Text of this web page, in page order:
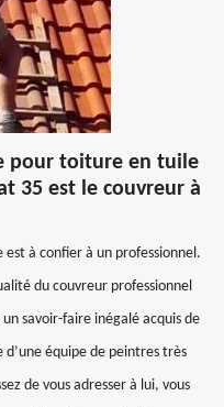
pour toiture en tuile
35 est le couvreur à
à confier à un professionnel.
du couvreur professionnel
savoir-faire inégalé acquis de
d’une équipe de peintres très
de vous adresser à lui, vous